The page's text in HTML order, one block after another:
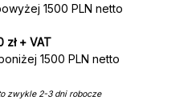
1500 PLN netto
zł + VAT
1500 PLN netto
zwykle 2-3 dni robocze